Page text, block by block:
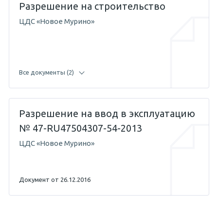
04.05.2017 — Абикенов А.М.
Разрешение на строительство
ЦДС «Новое Мурино»
Все документы (2)
19.04.2017 — Абикенов А.М.
26.08.2013 — Жигунов С.Е.
Разрешение на ввод в эксплуатацию
№ 47-RU47504307-54-2013
ЦДС «Новое Мурино»
Документ от 26.12.2016